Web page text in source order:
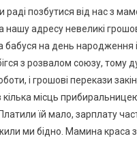
раді позбутися від нас з
нашу адресу невеликі
бабуся на день народження і
з розвалом союзу, тому
і грошові перекази
місць
їй мало, зарплату
ми бідно. Мамина краса